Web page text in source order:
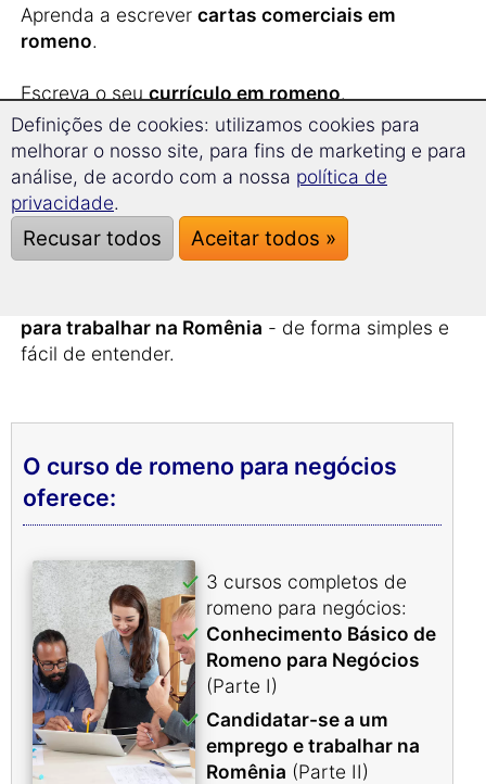
Aprenda a escrever cartas comerciais em
romeno.
Escreva o seu currículo em romeno.
Adquire um vocabulário práticoe expressões
relevantes para causar a melhor impressão.
Com o método de aprendizagem de memória a
longo prazo, aprende em pouco tempo o
vocabulário completo de negócios em romeno.
para trabalhar na Romênia - de forma simples e
fácil de entender.
O curso de romeno para negócios
oferece:
3 cursos completos de
romeno para negócios:
Conhecimento Básico de
Romeno para Negócios
(Parte I)
Candidatar-se a um
emprego e trabalhar na
Romênia (Parte II)
Definições de cookies: utilizamos cookies para
melhorar o nosso site, para fins de marketing e para
análise, de acordo com a nossa política de
privacidade.
Recusar todos Aceitar todos »